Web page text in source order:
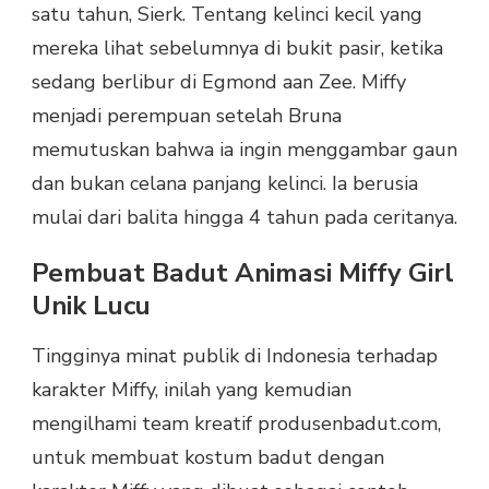
satu tahun, Sierk. Tentang kelinci kecil yang
mereka lihat sebelumnya di bukit pasir, ketika
sedang berlibur di Egmond aan Zee. Miffy
menjadi perempuan setelah Bruna
memutuskan bahwa ia ingin menggambar gaun
dan bukan celana panjang kelinci. Ia berusia
mulai dari balita hingga 4 tahun pada ceritanya.
Pembuat Badut Animasi Miffy Girl
Unik Lucu
Tingginya minat publik di Indonesia terhadap
karakter Miffy, inilah yang kemudian
mengilhami team kreatif produsenbadut.com,
untuk membuat kostum badut dengan